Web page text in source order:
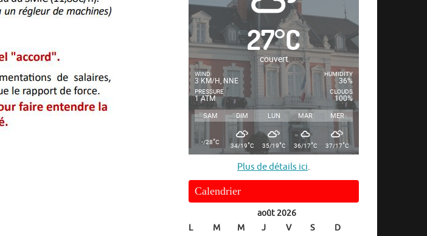
27°C
couvert
WIND
3 KM/H, NNE
PRESSURE
1 ATM
HUMIDITY
36%
CLOUDS
100%
SAM DIM LUN MAR MER
-/28°C 34/19°C 35/19°C 36/17°C 37/17°C
Plus de détails ici.
Calendrier
août 2026
L
M M J V S D